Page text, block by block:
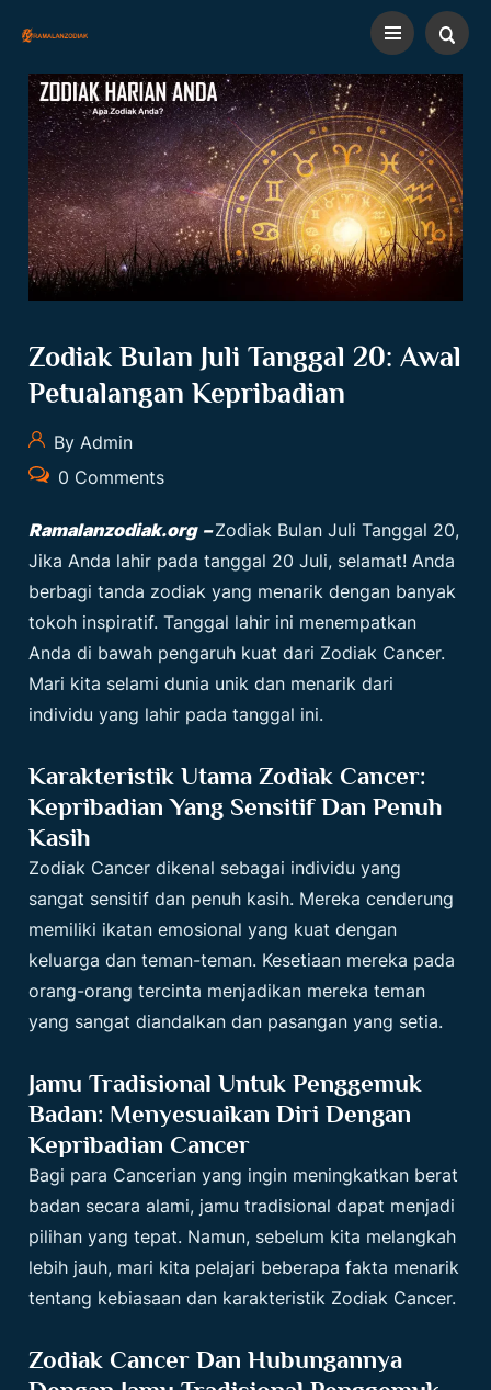
Zodiak Bulan Juli Tanggal 20: Awal
Petualangan Kepribadian
By Admin
0 Comments
Ramalanzodiak.org –Zodiak Bulan Juli Tanggal 20,
Jika Anda lahir pada tanggal 20 Juli, selamat! Anda
berbagi tanda zodiak yang menarik dengan banyak
tokoh inspiratif. Tanggal lahir ini menempatkan
Anda di bawah pengaruh kuat dari Zodiak Cancer.
Mari kita selami dunia unik dan menarik dari
individu yang lahir pada tanggal ini.
Karakteristik Utama Zodiak Cancer:
Kepribadian Yang Sensitif Dan Penuh
Kasih
Zodiak Cancer dikenal sebagai individu yang
sangat sensitif dan penuh kasih. Mereka cenderung
memiliki ikatan emosional yang kuat dengan
keluarga dan teman-teman. Kesetiaan mereka pada
orang-orang tercinta menjadikan mereka teman
yang sangat diandalkan dan pasangan yang setia.
Jamu Tradisional Untuk Penggemuk
Badan: Menyesuaikan Diri Dengan
Kepribadian Cancer
Bagi para Cancerian yang ingin meningkatkan berat
badan secara alami, jamu tradisional dapat menjadi
pilihan yang tepat. Namun, sebelum kita melangkah
lebih jauh, mari kita pelajari beberapa fakta menarik
tentang kebiasaan dan karakteristik Zodiak Cancer.
Zodiak Cancer Dan Hubungannya